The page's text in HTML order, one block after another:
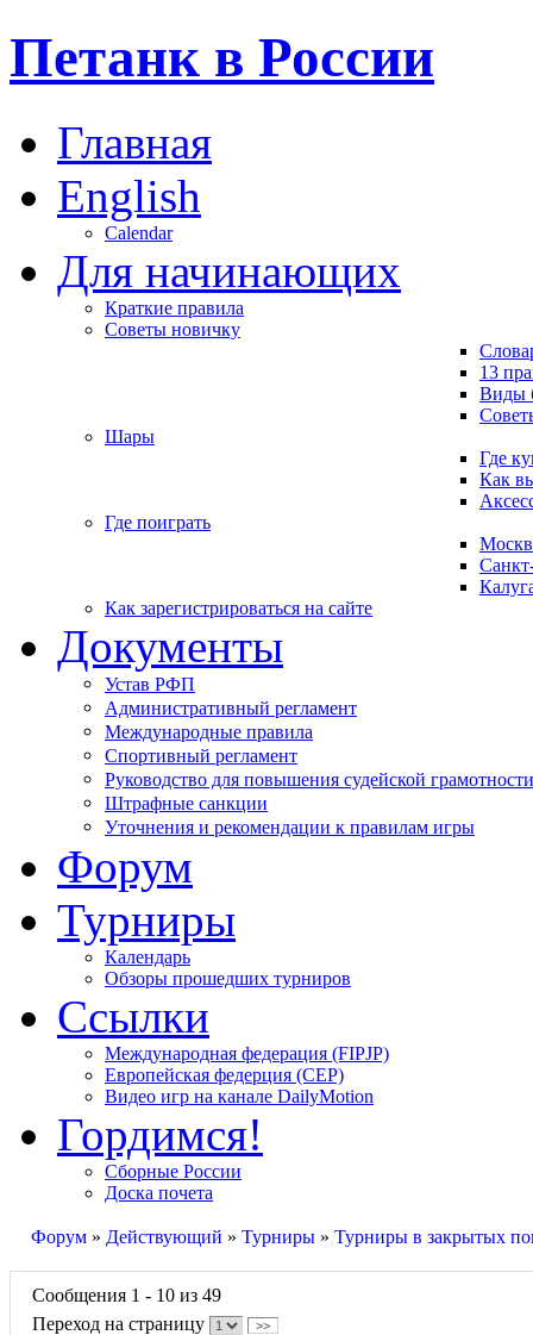
Петанк в России
Главная
English
Calendar
Для начинающих
Краткие правила
Советы новичку
13
Виды
Шары
Где
Как
Где поиграть
Как зарегистрироваться на сайте
Документы
Устав РФП
Административный регламент
Международные правила
Спортивный регламент
Руководство для повышения судейской грамотности
Штрафные санкции
Уточнения и рекомендации к правилам игры
Форум
Турниры
Календарь
Обзоры прошедших турниров
Ссылки
Международная федерация (FIPJP)
Европейская федерция (CEP)
Видео игр на канале DailyMotion
Гордимся!
Сборные России
Доска почета
Форум » Действующий » Турниры » Турниры в закрытых
Сообщения 1 - 10 из 49
Переход на страницу
>>